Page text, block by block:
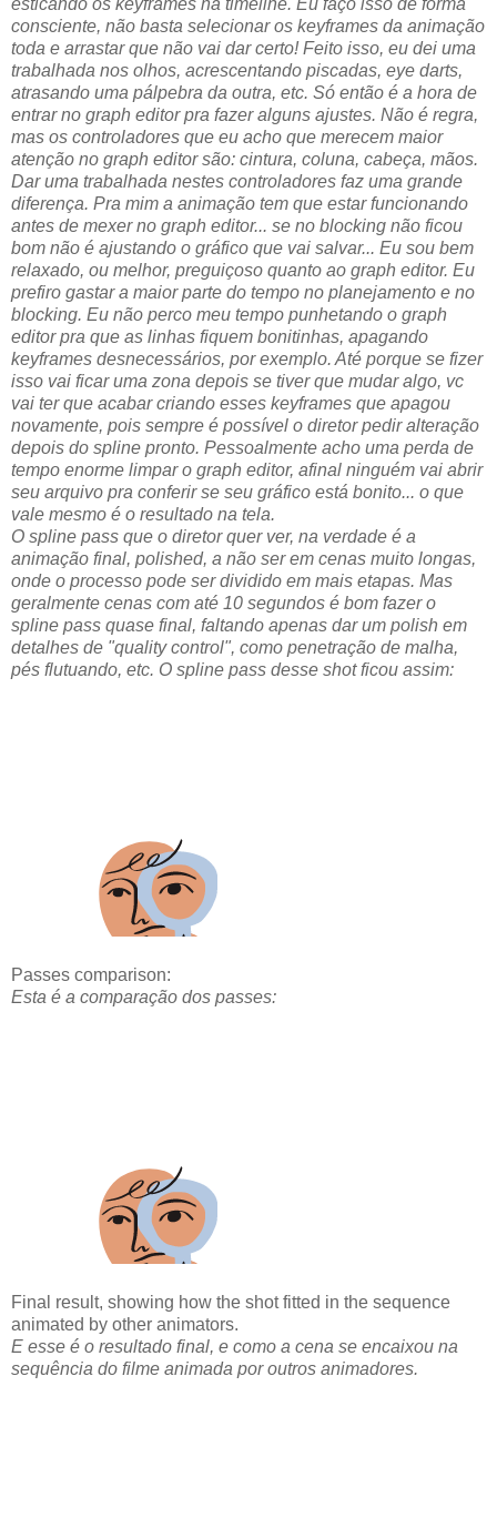
esticando os keyframes na timeline. Eu faço isso de forma
consciente, não basta selecionar os keyframes da animação
toda e arrastar que não vai dar certo! Feito isso, eu dei uma
trabalhada nos olhos, acrescentando piscadas, eye darts,
atrasando uma pálpebra da outra, etc. Só então é a hora de
entrar no graph editor pra fazer alguns ajustes. Não é regra,
mas os controladores que eu acho que merecem maior
atenção no graph editor são: cintura, coluna, cabeça, mãos.
Dar uma trabalhada nestes controladores faz uma grande
diferença. Pra mim a animação tem que estar funcionando
antes de mexer no graph editor... se no blocking não ficou
bom não é ajustando o gráfico que vai salvar... Eu sou bem
relaxado, ou melhor, preguiçoso quanto ao graph editor. Eu
prefiro gastar a maior parte do tempo no planejamento e no
blocking. Eu não perco meu tempo punhetando o graph
editor pra que as linhas fiquem bonitinhas, apagando
keyframes desnecessários, por exemplo. Até porque se fizer
isso vai ficar uma zona depois se tiver que mudar algo, vc
vai ter que acabar criando esses keyframes que apagou
novamente, pois sempre é possível o diretor pedir alteração
depois do spline pronto. Pessoalmente acho uma perda de
tempo enorme limpar o graph editor, afinal ninguém vai abrir
seu arquivo pra conferir se seu gráfico está bonito... o que
vale mesmo é o resultado na tela.
O spline pass que o diretor quer ver, na verdade é a
animação final, polished, a não ser em cenas muito longas,
onde o processo pode ser dividido em mais etapas. Mas
geralmente cenas com até 10 segundos é bom fazer o
spline pass quase final, faltando apenas dar um polish em
detalhes de "quality control", como penetração de malha,
pés flutuando, etc. O spline pass desse shot ficou assim:
Passes comparison:
Esta é a comparação dos passes:
Final result, showing how the shot fitted in the sequence
animated by other animators.
E esse é o resultado final, e como a cena se encaixou na
sequência do filme animada por outros animadores.